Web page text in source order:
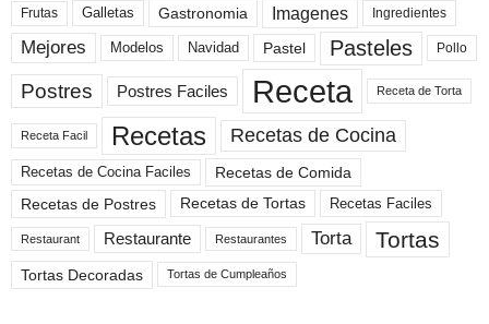
Frutas Galletas Gastronomia Imagenes Ingredientes
Mejores Modelos Navidad Pastel Pasteles Pollo
Postres Postres Faciles Receta Receta de Torta
Receta Facil Recetas Recetas de Cocina
Recetas de Cocina Faciles
Recetas de Comida
Recetas de Postres
Recetas de Tortas Recetas Faciles
Restaurant Restaurante Restaurantes Torta Tortas
Tortas Decoradas Tortas de Cumpleaños